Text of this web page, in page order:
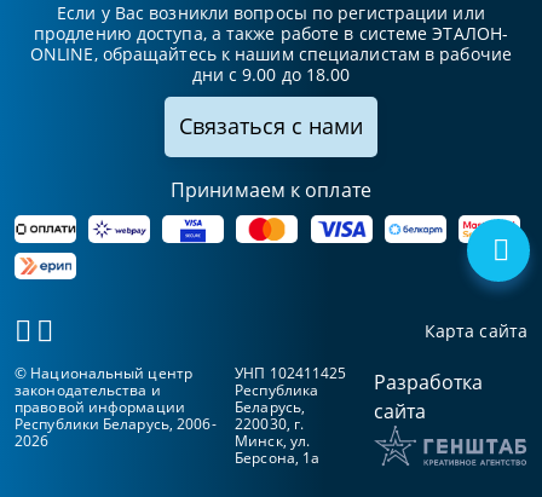
Если у Вас возникли вопросы по регистрации или
продлению доступа, а также работе в системе ЭТАЛОН-
ONLINE, обращайтесь к нашим специалистам в рабочие
дни с 9.00 до 18.00
Связаться с нами
Принимаем к оплате
Карта сайта
© Национальный центр
законодательства и
правовой информации
Республики Беларусь, 2006-
2026
УНП 102411425
Республика
Беларусь,
220030, г.
Минск, ул.
Берсона, 1а
Разработка
сайта